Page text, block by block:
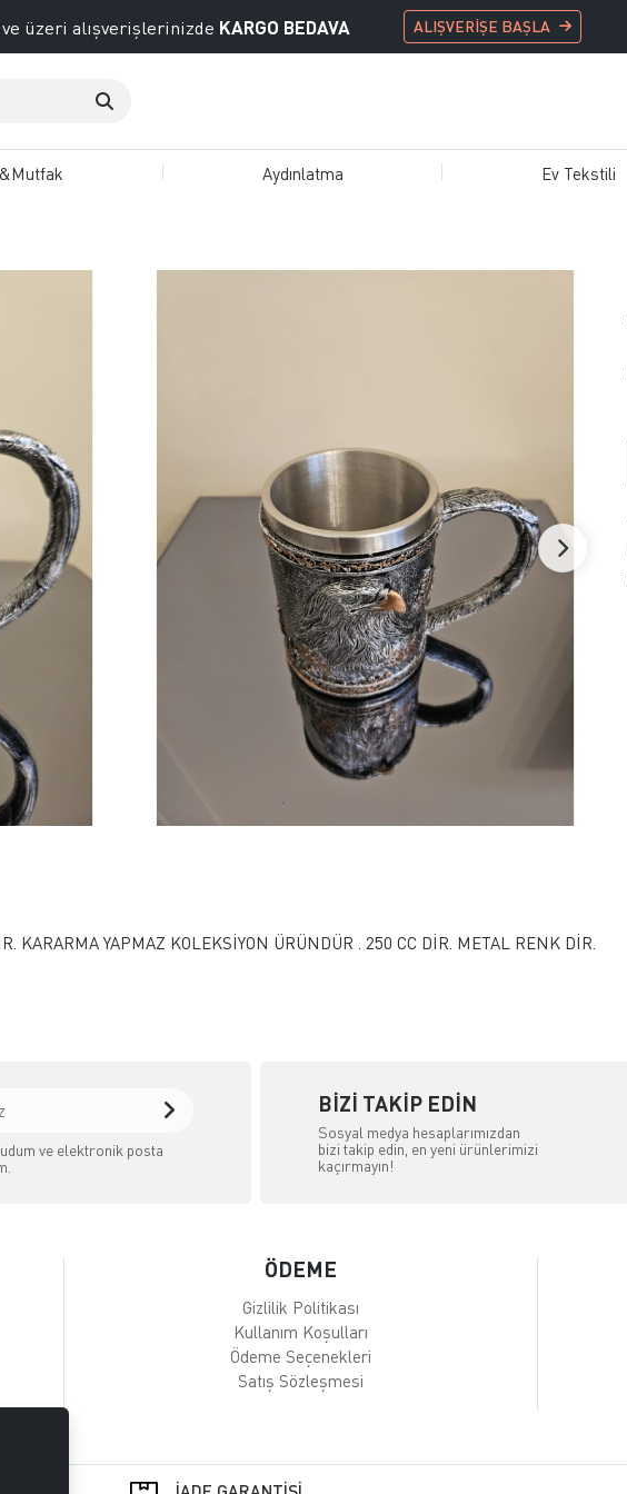
üzeri alışverişlerinizde KARGO BEDAVA ALIŞVERİŞE BAŞLA
Aydınlatma Ev Tekstili
YAPMAZ KOLEKSİYON ÜRÜNDÜR . 250 CC DİR. METAL RENK DİR.
ve elektronik posta
BIZI TAKIP EDIN
Sosyal medya hesaplarımızdan
bizi takip edin, en yeni ürünlerimizi
kaçırmayın!
ÖDEME
Gizlilik Politikası
Kullanım Koşulları
Ödeme Seçenekleri
Satış Sözleşmesi